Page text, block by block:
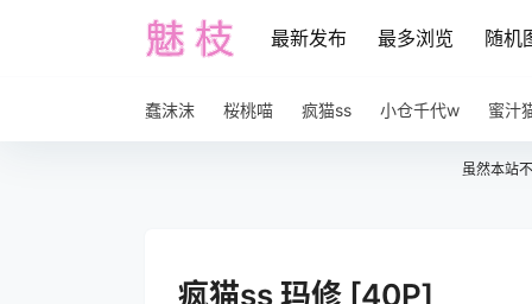
最新发布 最多浏览 随机
蠢沫沫 桜桃喵 疯猫ss 小仓千代w 蜜汁
虽然本站
疯猫ss 玛修 [40P]